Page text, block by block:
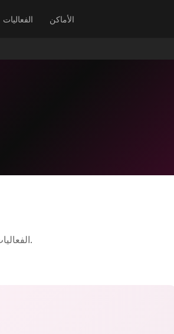
الفعاليات الأماكن
الفعاليات التي يشارك فيها هذا الفنان ستظهر هنا.